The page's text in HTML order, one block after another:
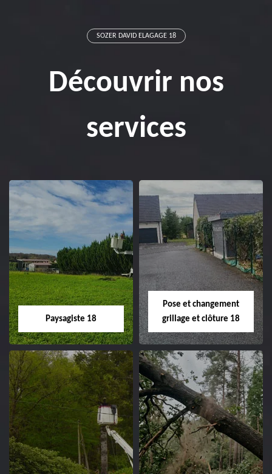
SOZER DAVID ELAGAGE 18
Découvrir nos
services
Paysagiste 18
Paysagiste 18
Artisan paysagiste 18
Cher tel: 02.52.56.49.40
Pose et changement
grillage et clôture 18
Pose et
changement
grillage et clôture
18